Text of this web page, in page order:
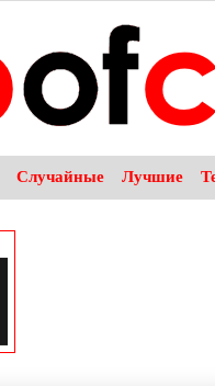
Случайные Лучшие